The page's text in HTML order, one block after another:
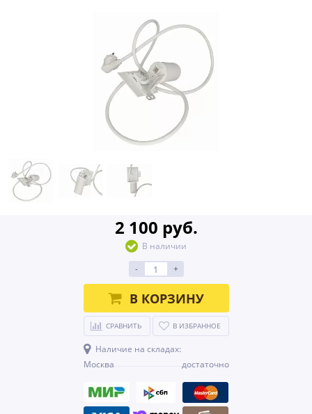
2 100 руб.
В наличии
-
+
В КОРЗИНУ
СРАВНИТЬ В ИЗБРАННОЕ
Наличие на складах:
Москва
достаточно